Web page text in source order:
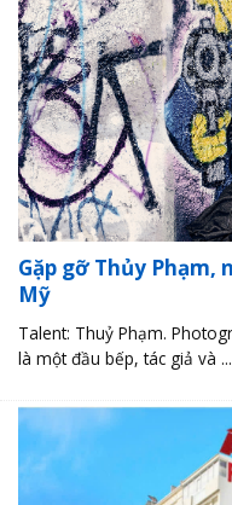
Gặp gỡ Thủy
Mỹ
Talent: Thuỷ Phạm.
là một đầu bếp, tác giả và ...